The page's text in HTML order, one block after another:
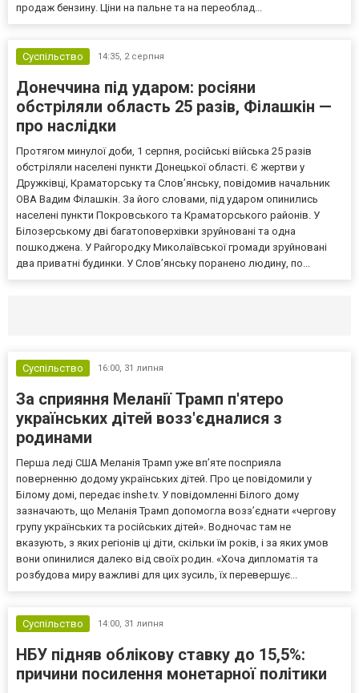
продаж бензину. Ціни на пальне та на переоблад...
Суспільство 14:35, 2 серпня
Донеччина під ударом: росіяни
обстріляли область 25 разів, Філашкін —
про наслідки
Протягом минулої доби, 1 серпня, російські війська 25 разів
обстріляли населені пункти Донецької області. Є жертви у
Дружківці, Краматорську та Слов’янську, повідомив начальник
ОВА Вадим Філашкін. За його словами, під ударом опинились
населені пункти Покровського та Краматорського районів. У
Білозерському дві багатоповерхівки зруйновані та одна
пошкоджена. У Райгородку Миколаївської громади зруйновані
два приватні будинки. У Слов’янську поранено людину, по...
Суспільство 16:00, 31 липня
За сприяння Меланії Трамп п'ятеро
українських дітей возз'єдналися з
родинами
Перша леді США Меланія Трамп уже впʼяте посприяла
поверненню додому українських дітей. Про це повідомили у
Білому домі, передає inshe.tv. У повідомленні Білого дому
зазначають, що Меланія Трамп допомогла возз’єднати «чергову
групу українських та російських дітей». Водночас там не
вказують, з яких регіонів ці діти, скільки їм років, і за яких умов
вони опинилися далеко від своїх родин. «Хоча дипломатія та
розбудова миру важливі для цих зусиль, їх перевершує...
Суспільство 14:00, 31 липня
НБУ підняв облікову ставку до 15,5%:
причини посилення монетарної політики